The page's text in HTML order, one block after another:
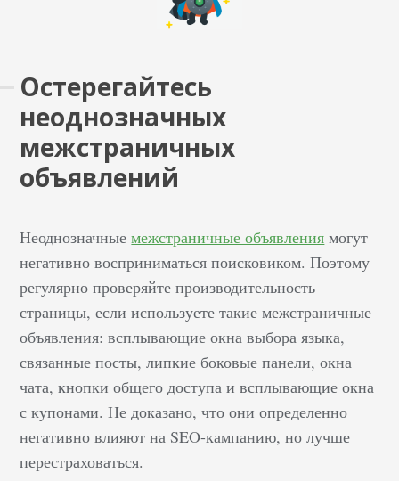
Остерегайтесь
неоднозначных
межстраничных
объявлений
Неоднозначныемежстраничные объявления могут
негативно восприниматься поисковиком. Поэтому
регулярно проверяйте производительность
страницы, если используете такие межстраничные
объявления: всплывающие окна выбора языка,
связанные посты, липкие боковые панели, окна
чата, кнопки общего доступа и всплывающие окна
с купонами. Не доказано, что они определенно
негативно влияют на SEO-кампанию, но лучше
перестраховаться.